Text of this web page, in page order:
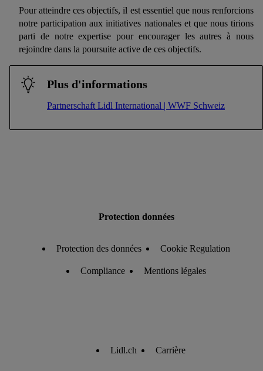
Pour atteindre ces objectifs, il est essentiel que nous renforcions
notre participation aux initiatives nationales et que nous tirions
parti de notre expertise pour encourager les autres à nous
rejoindre dans la poursuite active de ces objectifs.
Plus d'informations
Partnerschaft Lidl International | WWF Schweiz
Protection données
Protection des données Cookie Regulation
Compliance Mentions légales
Lidl.ch Carrière